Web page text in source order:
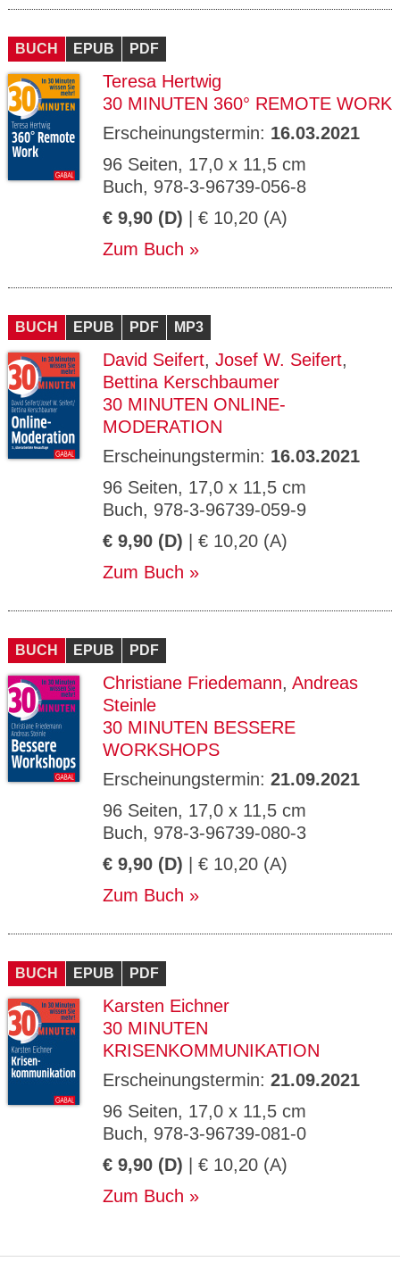
BUCH EPUB PDF
Teresa Hertwig
30 MINUTEN 360° REMOTE WORK
Erscheinungstermin: 16.03.2021
96 Seiten, 17,0 x 11,5 cm
Buch, 978-3-96739-056-8
€ 9,90 (D) | € 10,20 (A)
Zum Buch
BUCH EPUB PDF MP3
David Seifert, Josef W. Seifert,
Bettina Kerschbaumer
30 MINUTEN ONLINE-
MODERATION
Erscheinungstermin: 16.03.2021
96 Seiten, 17,0 x 11,5 cm
Buch, 978-3-96739-059-9
€ 9,90 (D) | € 10,20 (A)
Zum Buch
BUCH EPUB PDF
Christiane Friedemann, Andreas
Steinle
30 MINUTEN BESSERE
WORKSHOPS
Erscheinungstermin: 21.09.2021
96 Seiten, 17,0 x 11,5 cm
Buch, 978-3-96739-080-3
€ 9,90 (D) | € 10,20 (A)
Zum Buch
BUCH EPUB PDF
Karsten Eichner
30 MINUTEN
KRISENKOMMUNIKATION
Erscheinungstermin: 21.09.2021
96 Seiten, 17,0 x 11,5 cm
Buch, 978-3-96739-081-0
€ 9,90 (D) | € 10,20 (A)
Zum Buch